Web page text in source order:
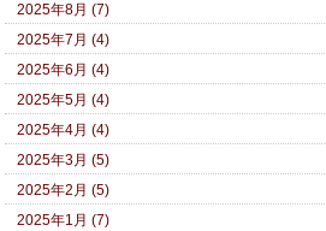
2025年8月 (7)
2025年7月 (4)
2025年6月 (4)
2025年5月 (4)
2025年4月 (4)
2025年3月 (5)
2025年2月 (5)
2025年1月 (7)